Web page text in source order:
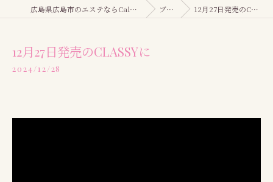
広島県広島市のエステならCalmファルコン ブログ 12月27日発売のCLASSYに
12月27日発売のCLASSYに
2024/12/28